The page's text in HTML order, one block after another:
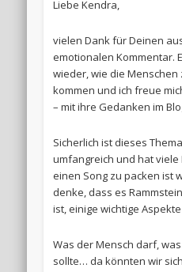
Liebe Kendra,
vielen Dank für Deinen
emotionalen Kommentar.
wieder, wie die Menschen
kommen und ich freue
– mit ihre Gedanken im
Sicherlich ist dieses
umfangreich und hat viele
einen Song zu packen ist
denke, dass es
ist, einige wichtige
Was der Mensch darf,
sollte… da könnten wir